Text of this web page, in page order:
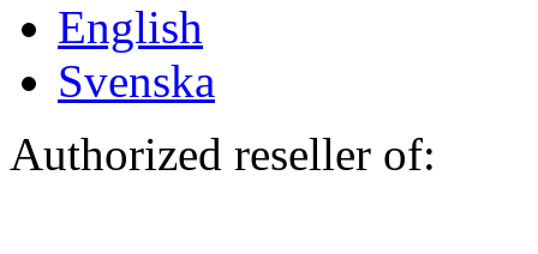
English
Svenska
Authorized reseller of: